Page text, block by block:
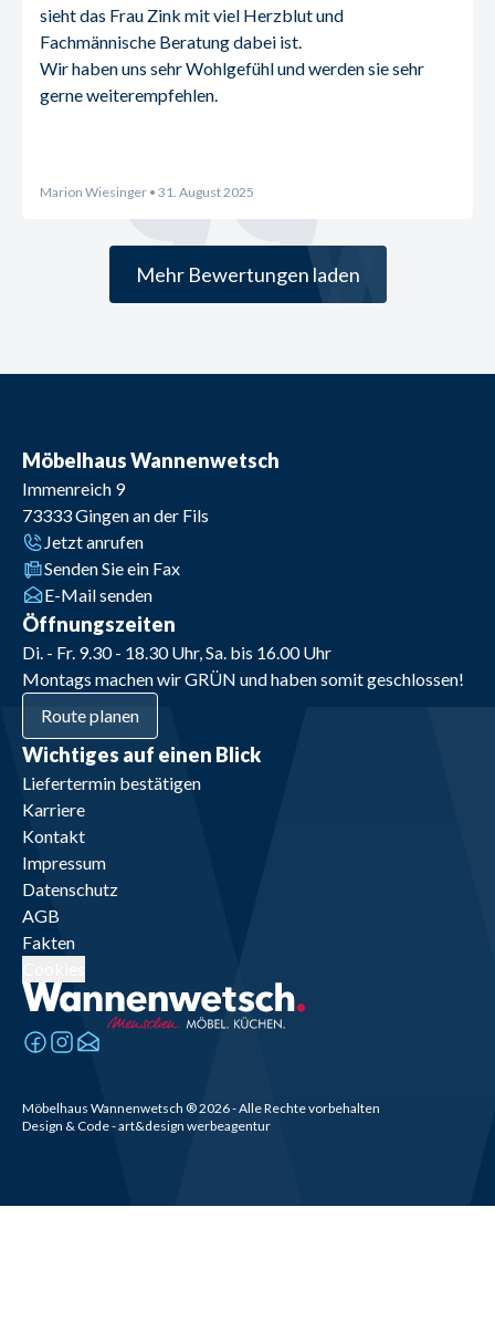
sieht das Frau Zink mit viel Herzblut und
Fachmännische Beratung dabei ist.
Wir haben uns sehr Wohlgefühl und werden sie sehr
gerne weiterempfehlen.
Marion Wiesinger • 31. August 2025
Mehr Bewertungen laden
Möbelhaus Wannenwetsch
Immenreich 9
73333Gingen an der Fils
Jetzt anrufen
Senden Sie ein Fax
E-Mail senden
Öffnungszeiten
Di. - Fr. 9.30 - 18.30 Uhr, Sa. bis 16.00 Uhr
Montags machen wir GRÜN und haben somit geschlossen!
Route planen
Wichtiges auf einen Blick
Liefertermin bestätigen
Karriere
Kontakt
Impressum
Datenschutz
AGB
Fakten
Möbelhaus Wannenwetsch ®2026- Alle Rechte vorbehalten
Design & Code - art&design werbeagentur